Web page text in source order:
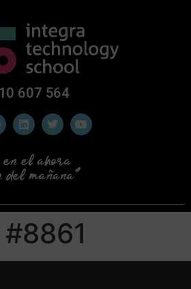
607 564